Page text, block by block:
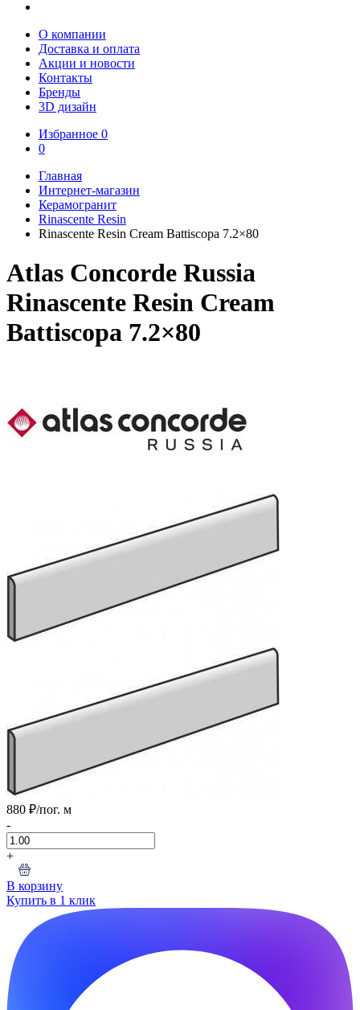
О компании
Доставка и оплата
Акции и новости
Контакты
Бренды
3D дизайн
Избранное 0
0
Главная
Интернет-магазин
Керамогранит
Rinascente Resin
Rinascente Resin Cream Battiscopa 7.2×80
Atlas Concorde Russia
Rinascente Resin Cream
Battiscopa 7.2×80
880 ₽/пог. м
-
+
В корзину
Купить в 1 клик